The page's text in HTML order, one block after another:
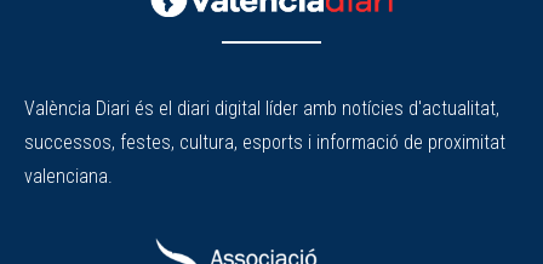
València Diari és el diari digital líder amb notícies d'actualitat,
successos, festes, cultura, esports i informació de proximitat
valenciana.